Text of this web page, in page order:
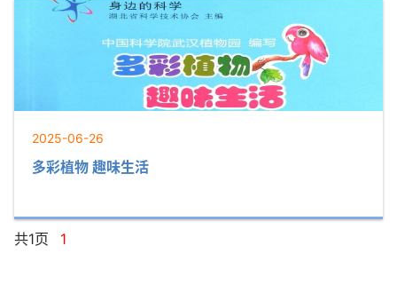
2025-06-26
多彩植物 趣味生活
共1页 1